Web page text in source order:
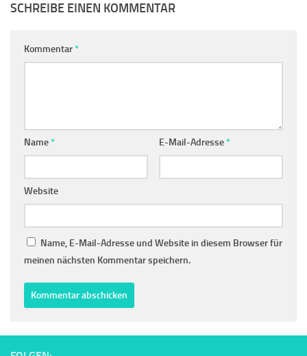
SCHREIBE EINEN KOMMENTAR
Kommentar*
Name* E-Mail-Adresse*
Website
Name, E-Mail-Adresse und Website in diesem Browser für
meinen nächsten Kommentar speichern.